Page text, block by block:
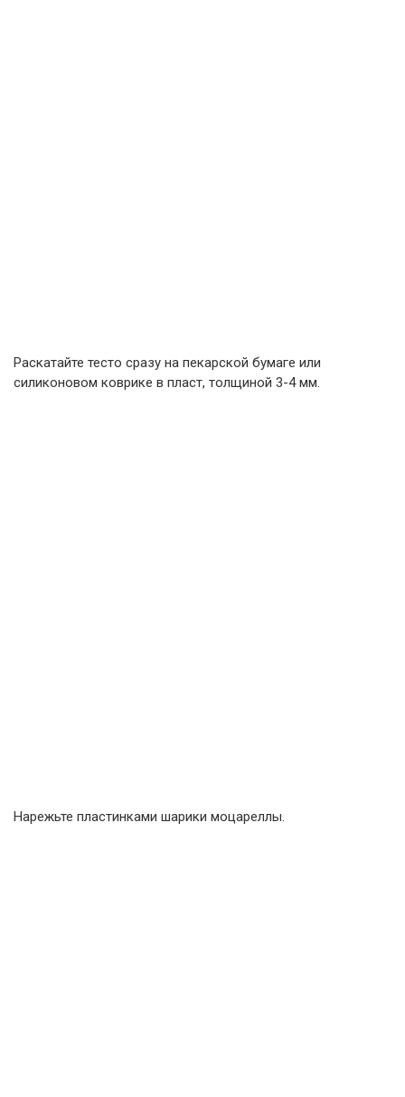
Раскатайте тесто сразу на пекарской бумаге или
силиконовом коврике в пласт, толщиной 3-4 мм.
Нарежьте пластинками шарики моцареллы.